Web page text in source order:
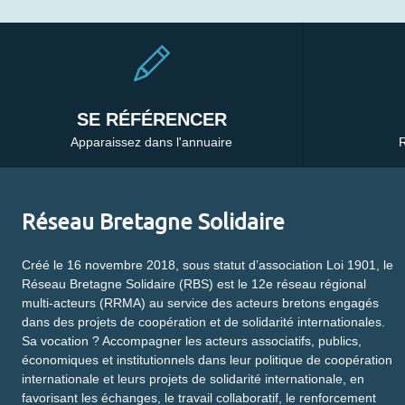
SE RÉFÉRENCER
Apparaissez dans l'annuaire
Réseau Bretagne Solidaire
Créé le 16 novembre 2018, sous statut d’association Loi 1901, le
Réseau Bretagne Solidaire (RBS) est le 12e réseau régional
multi-acteurs (RRMA) au service des acteurs bretons engagés
dans des projets de coopération et de solidarité internationales.
Sa vocation ? Accompagner les acteurs associatifs, publics,
économiques et institutionnels dans leur politique de coopération
internationale et leurs projets de solidarité internationale, en
favorisant les échanges, le travail collaboratif, le renforcement